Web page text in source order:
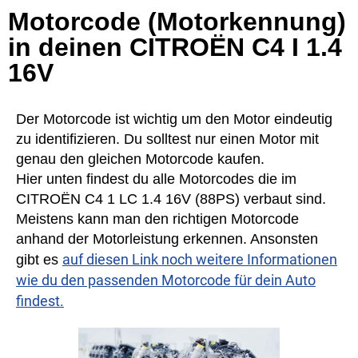
Motorcode (Motorkennung)
in deinen CITROËN C4 I 1.4
16V
Der Motorcode ist wichtig um den Motor eindeutig
zu identifizieren. Du solltest nur einen Motor mit
genau den gleichen Motorcode kaufen.
Hier unten findest du alle Motorcodes die im
CITROËN C4 1 LC 1.4 16V (88PS) verbaut sind.
Meistens kann man den richtigen Motorcode
anhand der Motorleistung erkennen. Ansonsten
gibt es auf diesen Link noch weitere Informationen
wie du den passenden Motorcode für dein Auto
findest.